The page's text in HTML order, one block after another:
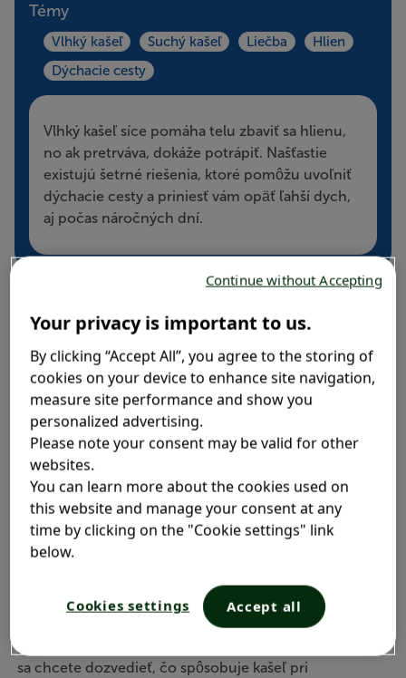
Témy
Vlhký kašeľ Suchý kašeľ Liečba
Hlien
Dýchacie cesty
Vlhký kašeľ síce pomáha telu zbaviť sa hlienu,
no ak pretrváva, dokáže potrápiť. Našťastie
existujú šetrné riešenia, ktoré pomôžu uvoľniť
dýchacie cesty a priniesť vám opäť ľahší dych,
aj počas náročných dní.
Dospelí ochorejúnachladnutímpriemerne 2- až 5-krát
do úvahy, že rok má len 12 mesiacov, je toto ochorenie
naozaj veľmi časté. Vzhľadomna to, že pri každom
nachladnutí môže kašeľ trvať pekných pár týždňov,
môže boj s príznakmi dráždivého kašľa zabrať
podstatnú časť roku.
Aby to bolo ešte zložitejšie, zdravotné informácie
môžu byť do značnej miery mätúce: vlhký kašeľ, suchý
kašeľ, dráždivý kašeľ – čo to všetko znamená a ako sa
týchto otravných príznakov bežného nachladnutia
Keď ide do tuhého, môžete našťastie využiť malú
pomôcku… napr. tento článok. Pokračujte v čítaní, ak
sa chcete dozvedieť, čo spôsobuje kašeľ pri
Your privacy is important to us.
By clicking “Accept All”, you agree to the storing of
cookies on your device to enhance site navigation,
measure site performance and show you
personalized advertising.
Please note your consent may be valid for other
websites.
You can learn more about the cookies used on
this website and manage your consent at any
time by clicking on the "Cookie settings" link
below.
Cookies settings Accept all
Continue without Accepting